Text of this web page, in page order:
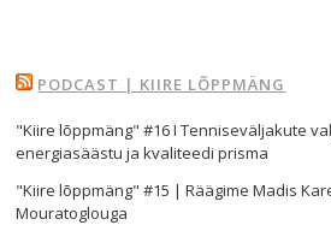
PODCAST | KIIRE LÕPPMÄNG
"Kiire lõppmäng" #16 I Tenniseväljakute
energiasäästu ja kvaliteedi prisma
"Kiire lõppmäng" #15 | Räägime Madis
Mouratoglouga